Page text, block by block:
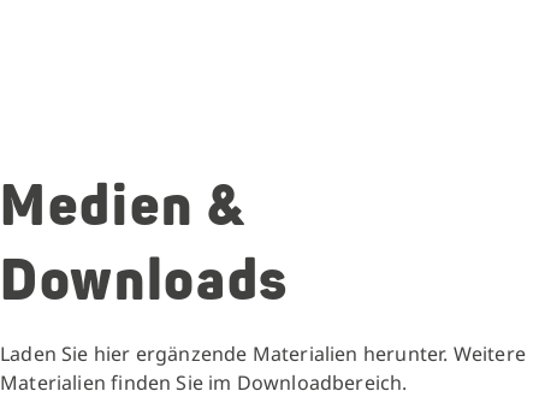
Medien &
Downloads
Laden Sie hier ergänzende Materialien herunter. Weitere
Materialien finden Sie im Downloadbereich.